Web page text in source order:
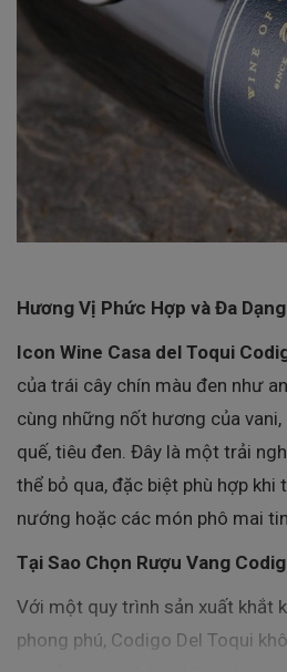
Hương Vị Phức Hợp và Đa Dạng
Icon Wine Casa del Toqui
của trái cây chín màu đen như
cùng những nốt hương của
quế, tiêu đen. Đây là một trải
thể bỏ qua, đặc biệt phù hợp
nướng hoặc các món phô mai
Tại Sao Chọn Rượu Vang
Với một quy trình sản xuất khắt
phong phú, Codigo Del Toqui